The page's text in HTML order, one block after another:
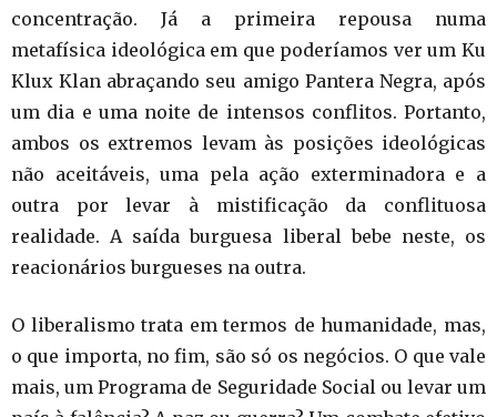
concentração. Já a primeira repousa numa
metafísica ideológica em que poderíamos ver um Ku
Klux Klan abraçando seu amigo Pantera Negra, após
um dia e uma noite de intensos conflitos. Portanto,
ambos os extremos levam às posições ideológicas
não aceitáveis, uma pela ação exterminadora e a
outra por levar à mistificação da conflituosa
realidade. A saída burguesa liberal bebe neste, os
reacionários burgueses na outra.
O liberalismo trata em termos de humanidade, mas,
o que importa, no fim, são só os negócios. O que vale
mais, um Programa de Seguridade Social ou levar um